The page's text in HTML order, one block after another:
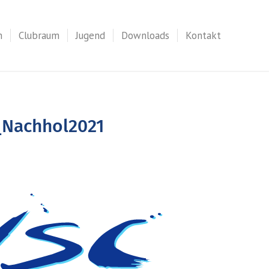
Clubraum Jugend Downloads Kontakt